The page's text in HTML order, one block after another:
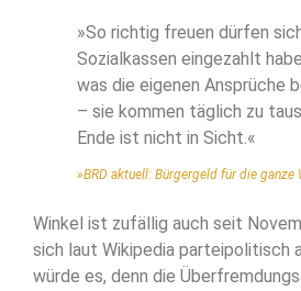
»So richtig freuen dürfen
Sozialkassen eingezahlt
was die eigenen Ansprüche
– sie kommen täglich zu
Ende ist nicht in Sicht.«
»BRD aktuell: Bürgergeld für die ganze
Winkel ist zufällig auch seit
sich laut Wikipedia parteipolitisch
würde es, denn die